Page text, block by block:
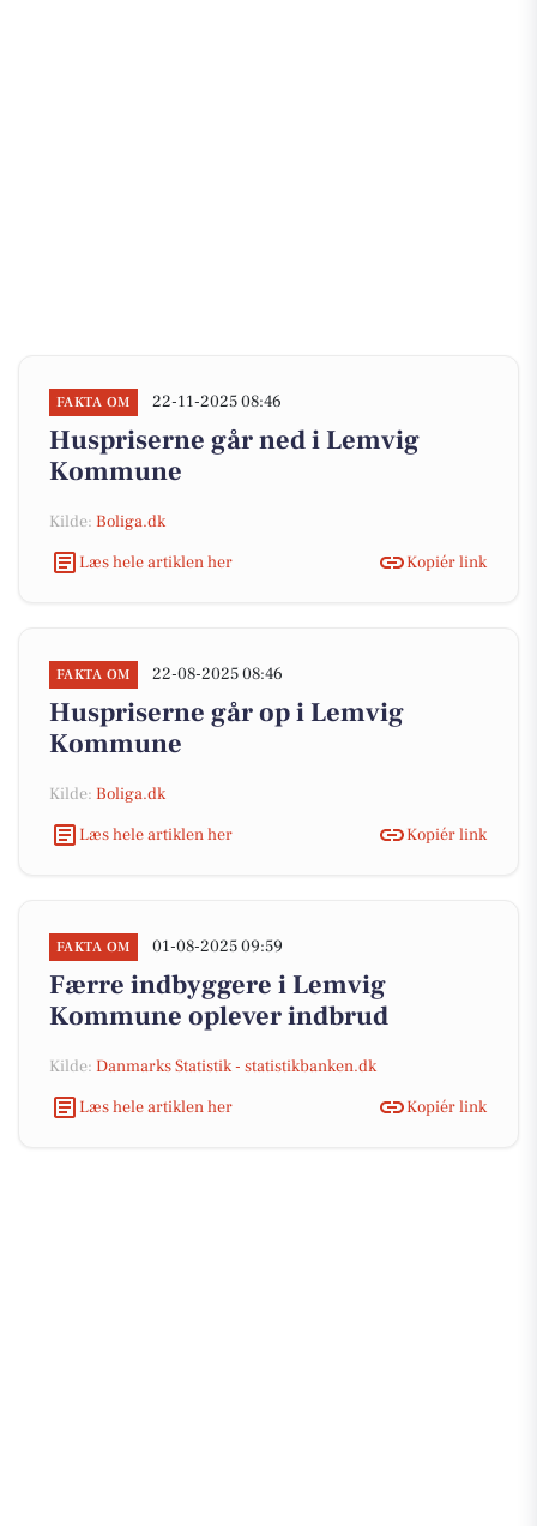
FAKTA OM 22-11-2025 08:46
Huspriserne går ned i Lemvig
Kommune
Kilde: Boliga.dk
Læs hele artiklen her
Kopiér link
FAKTA OM 22-08-2025 08:46
Huspriserne går op i Lemvig
Kommune
Kilde: Boliga.dk
Læs hele artiklen her
Kopiér link
FAKTA OM 01-08-2025 09:59
Færre indbyggere i Lemvig
Kommune oplever indbrud
Kilde: Danmarks Statistik - statistikbanken.dk
Læs hele artiklen her
Kopiér link